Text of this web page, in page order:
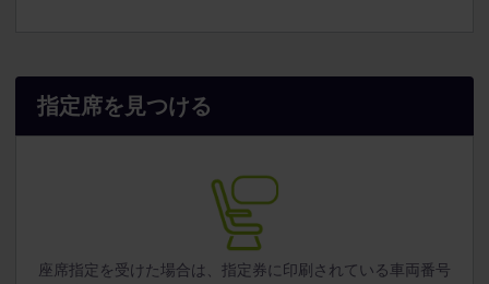
指定席を見つける
座席指定を受けた場合は、指定券に印刷されている車両番号